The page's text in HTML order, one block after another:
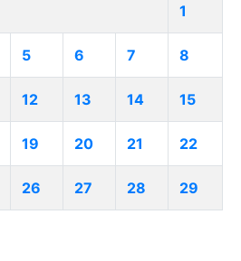
1
5 6 7 8
12 13 14 15
19 20 21 22
26 27 28 29